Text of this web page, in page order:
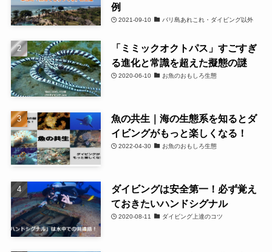
例
2021-09-10 バリ島あれこれ・ダイビング以外
「ミミックオクトパス」すごすぎ
る進化と常識を超えた擬態の謎
2020-06-10 お魚のおもしろ生態
魚の共生｜海の生態系を知るとダ
イビングがもっと楽しくなる！
2022-04-30 お魚のおもしろ生態
ダイビングは安全第一！必ず覚え
ておきたいハンドシグナル
2020-08-11 ダイビング上達のコツ